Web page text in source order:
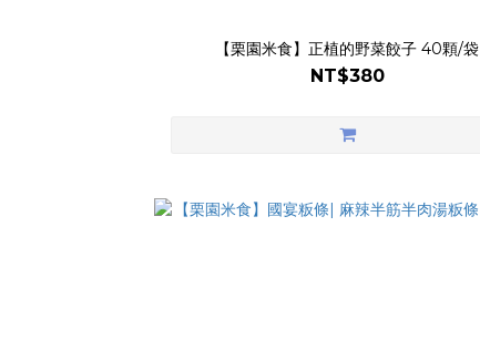
【栗園米食】正植的野菜餃子 40顆/袋
NT$380